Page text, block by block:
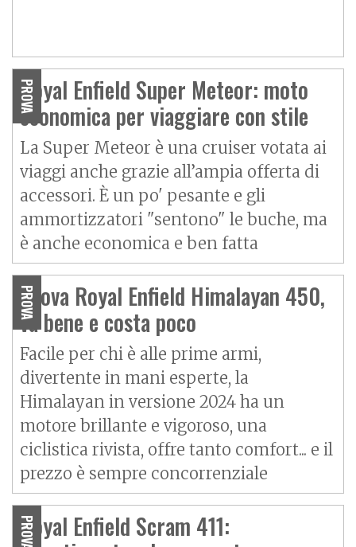
PROVA
Royal Enfield Super Meteor: moto
economica per viaggiare con stile
La Super Meteor è una cruiser votata ai
viaggi anche grazie all’ampia offerta di
accessori. È un po' pesante e gli
ammortizzatori "sentono" le buche, ma
è anche economica e ben fatta
PROVA
Prova Royal Enfield Himalayan 450,
va bene e costa poco
Facile per chi è alle prime armi,
divertente in mani esperte, la
Himalayan in versione 2024 ha un
motore brillante e vigoroso, una
ciclistica rivista, offre tanto comfort... e il
prezzo è sempre concorrenziale
PROVA
Royal Enfield Scram 411: